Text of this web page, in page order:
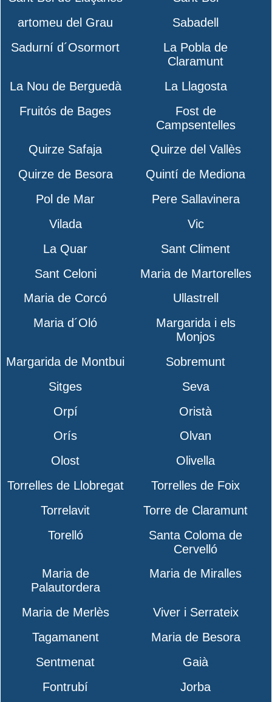
artomeu del Grau
Sabadell
Sadurní d´Osormort
La Pobla de
Claramunt
La Nou de Berguedà
La Llagosta
Fruitós de Bages
Fost de
Campsentelles
Quirze Safaja
Quirze del Vallès
Quirze de Besora
Quintí de Mediona
Pol de Mar
Pere Sallavinera
Vilada
Vic
La Quar
Sant Climent
Sant Celoni
Maria de Martorelles
Maria de Corcó
Ullastrell
Maria d´Oló
Margarida i els
Monjos
Margarida de Montbui
Sobremunt
Sitges
Seva
Orpí
Oristà
Orís
Olvan
Olost
Olivella
Torrelles de Llobregat
Torrelles de Foix
Torrelavit
Torre de Claramunt
Torelló
Santa Coloma de
Cervelló
Maria de
Palautordera
Maria de Miralles
Maria de Merlès
Viver i Serrateix
Tagamanent
Maria de Besora
Sentmenat
Gaià
Fontrubí
Jorba